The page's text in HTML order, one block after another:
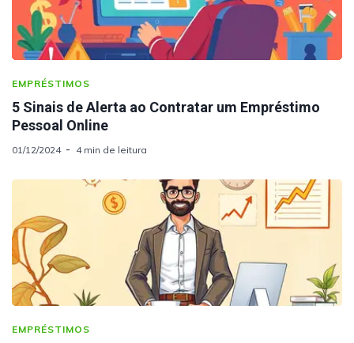
EMPRÉSTIMOS
5 Sinais de Alerta ao Contratar um Empréstimo
Pessoal Online
01/12/2024 4 min de leitura
EMPRÉSTIMOS